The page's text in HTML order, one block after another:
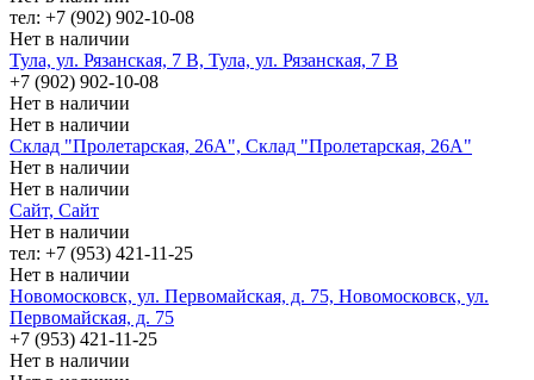
тел: +7 (902) 902-10-08
Нет в наличии
Тула, ул. Рязанская, 7 В, Тула, ул. Рязанская, 7 В
+7 (902) 902-10-08
Нет в наличии
Нет в наличии
Склад "Пролетарская, 26А", Склад "Пролетарская, 26А"
Нет в наличии
Нет в наличии
Сайт, Сайт
Нет в наличии
тел: +7 (953) 421-11-25
Нет в наличии
Новомосковск, ул. Первомайская, д. 75, Новомосковск, ул.
Первомайская, д. 75
+7 (953) 421-11-25
Нет в наличии